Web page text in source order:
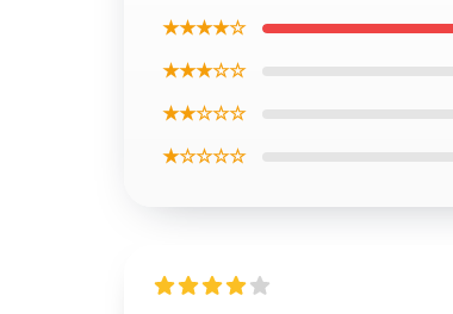
★★★★☆
★★★☆☆
★★☆☆☆
★☆☆☆☆